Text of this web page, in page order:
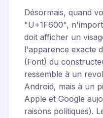
Désormais, quand
"U+1F600",
doit afficher un
l'apparence exacte
(Font) du
ressemble à un
Android, mais à un
Apple et Google
raisons politiques).